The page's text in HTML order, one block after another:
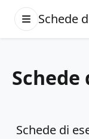
Schede
Schede
Schede di